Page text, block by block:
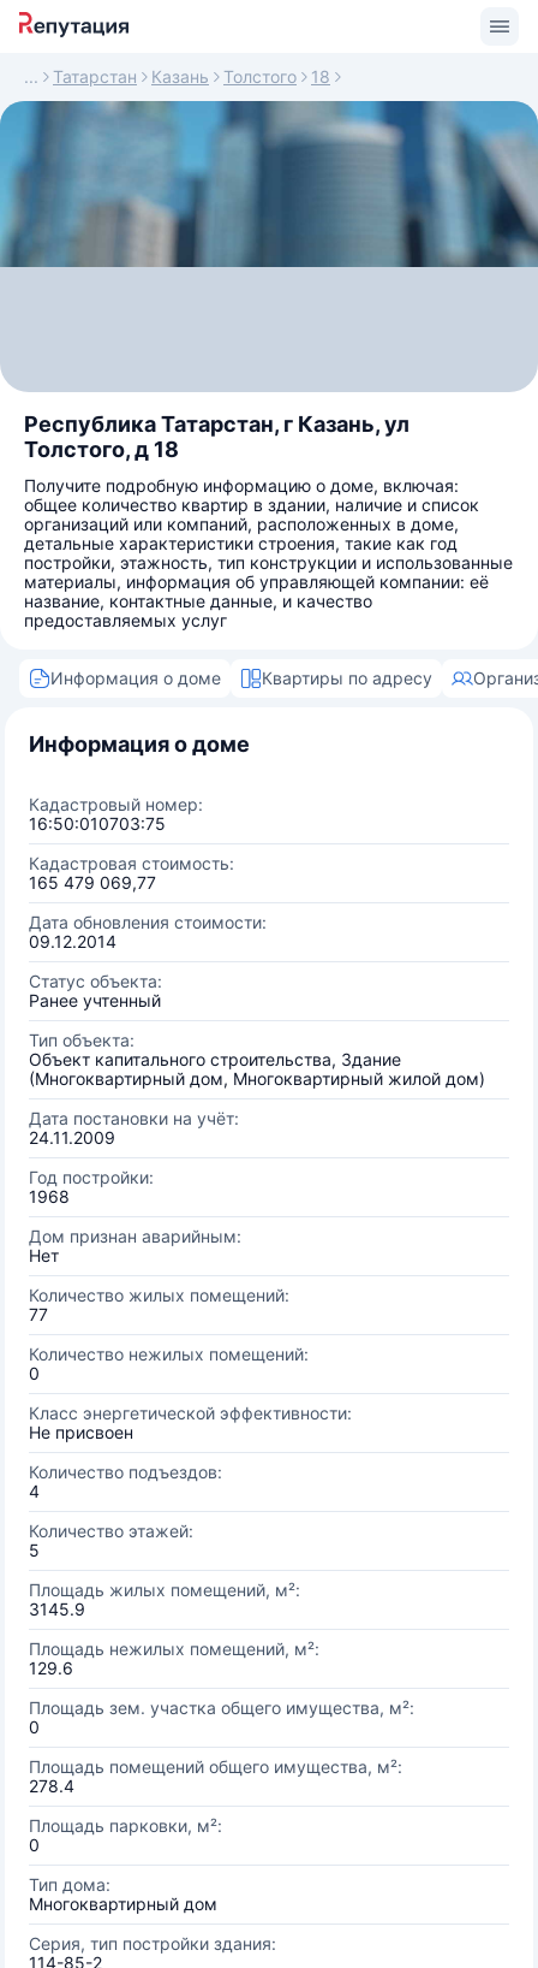
Татарстан Казань Толстого 18
Республика Татарстан, г Казань, ул
Толстого, д 18
Получите подробную информацию о доме, включая:
общее количество квартир в здании, наличие и список
организаций или компаний, расположенных в доме,
детальные характеристики строения, такие как год
постройки, этажность, тип конструкции и использованные
материалы, информация об управляющей компании: её
название, контактные данные, и качество
предоставляемых услуг
Информация о доме Квартиры по адресу
Информация о доме
Кадастровый номер:
16:50:010703:75
Кадастровая стоимость:
165 479 069,77
Дата обновления стоимости:
09.12.2014
Статус объекта:
Ранее учтенный
Тип объекта:
Объект капитального строительства, Здание
(Многоквартирный дом, Многоквартирный жилой дом)
Дата постановки на учёт:
24.11.2009
Год постройки:
1968
Дом признан аварийным:
Нет
Количество жилых помещений:
77
Количество нежилых помещений:
0
Класс энергетической эффективности:
Не присвоен
Количество подъездов:
4
Количество этажей:
5
Площадь жилых помещений, м²:
3145.9
Площадь нежилых помещений, м²:
129.6
Площадь зем. участка общего имущества, м²:
0
Площадь помещений общего имущества, м²:
278.4
Площадь парковки, м²:
0
Тип дома:
Многоквартирный дом
Серия, тип постройки здания:
114-85-2